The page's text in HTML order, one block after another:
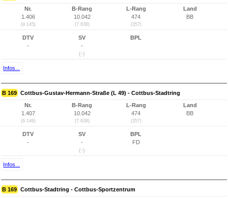
Nr.
1.406
(9.145)
B-Rang
10.042
(7.638)
L-Rang
474
(357)
Land
BB
DTV
-
SV
-
(-)
BPL
Infos...
B 169 Cottbus-Gustav-Hermann-Straße (L 49) - Cottbus-Stadtring
Nr.
1.407
(9.146)
B-Rang
10.042
(7.638)
L-Rang
474
(357)
Land
BB
DTV
-
SV
-
(-)
BPL
FD
Infos...
B 169 Cottbus-Stadtring - Cottbus-Sportzentrum